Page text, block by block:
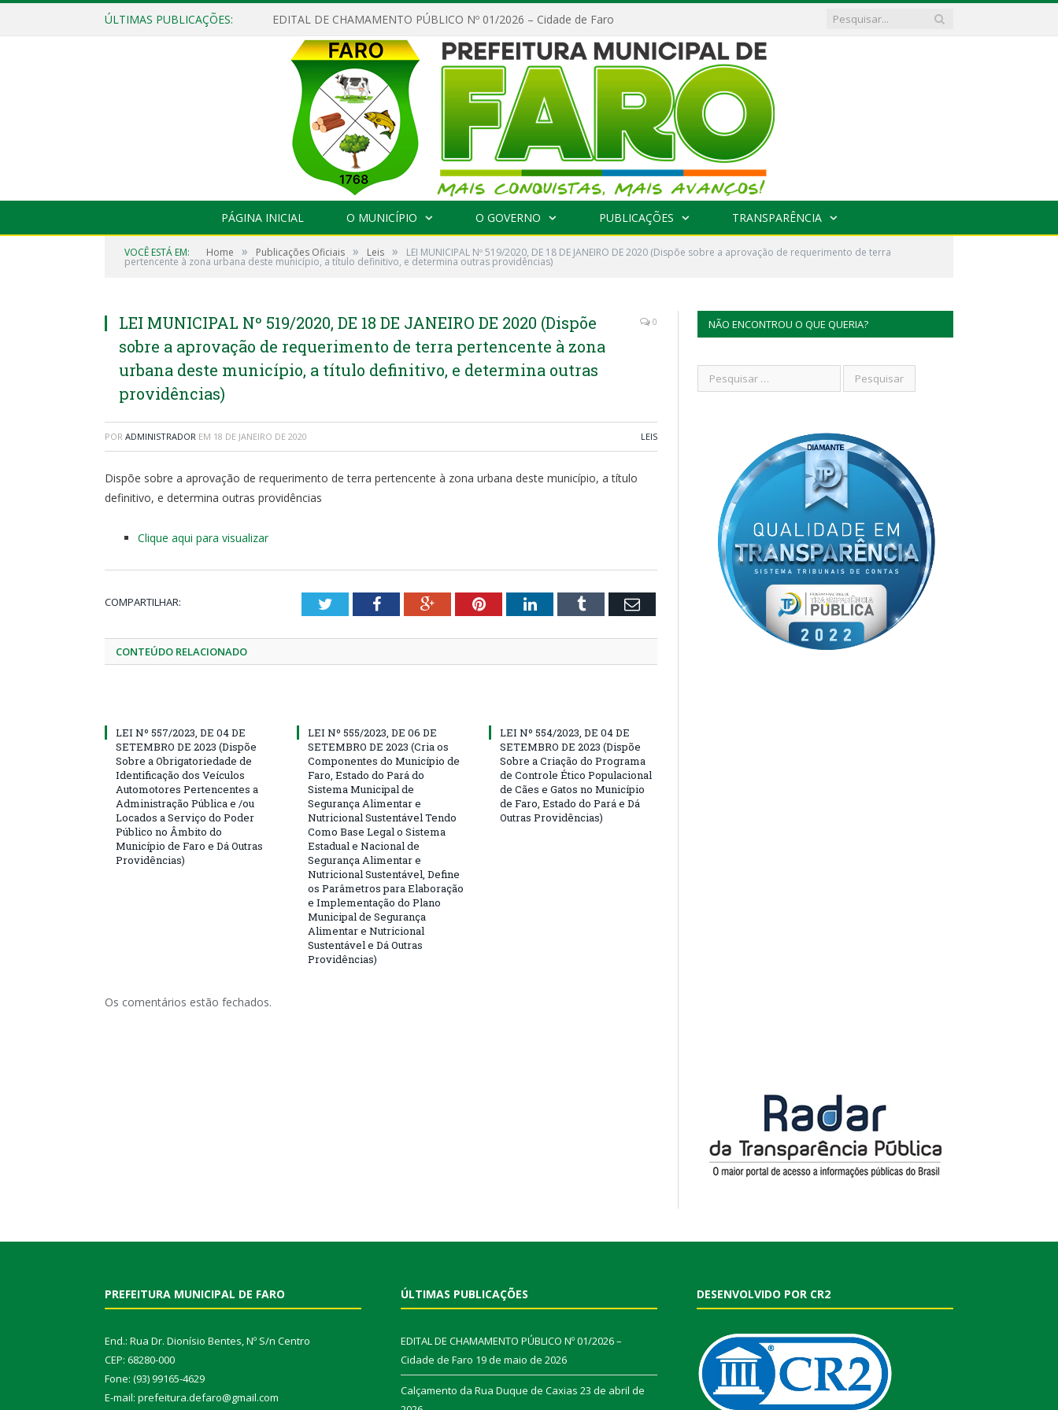
ÚLTIMAS PUBLICAÇÕES: EDITAL DE CHAMAMENTO PÚBLICO Nº 01/2026 – Cidade de Faro
PÁGINA INICIAL O MUNICÍPIO O GOVERNO PUBLICAÇÕES TRANSPARÊNCIA
VOCÊ ESTÁ EM: Home » Publicações Oficiais » Leis » LEI MUNICIPAL Nº 519/2020, DE 18 DE JANEIRO DE 2020 (Dispõe sobre a aprovação de requerimento de terra
pertencente à zona urbana deste município, a título definitivo, e determina outras providências)
LEI MUNICIPAL Nº 519/2020, DE 18 DE JANEIRO DE 2020 (Dispõe
sobre a aprovação de requerimento de terra pertencente à zona
urbana deste município, a título definitivo, e determina outras
providências)
0
POR ADMINISTRADOR EM 18 DE JANEIRO DE 2020 LEIS
Dispõe sobre a aprovação de requerimento de terra pertencente à zona urbana deste município, a título
definitivo, e determina outras providências
Clique aqui para visualizar
COMPARTILHAR: TwitterFacebookGoogle+PinterestLinkedInTumblr Email
CONTEÚDO RELACIONADO
LEI Nº 557/2023, DE 04 DE
SETEMBRO DE 2023 (Dispõe
Sobre a Obrigatoriedade de
Identificação dos Veículos
Automotores Pertencentes a
Administração Pública e /ou
Locados a Serviço do Poder
Público no Âmbito do
Município de Faro e Dá Outras
Providências)
LEI Nº 555/2023, DE 06 DE
SETEMBRO DE 2023 (Cria os
Componentes do Município de
Faro, Estado do Pará do
Sistema Municipal de
Segurança Alimentar e
Nutricional Sustentável Tendo
Como Base Legal o Sistema
Estadual e Nacional de
Segurança Alimentar e
Nutricional Sustentável, Define
os Parâmetros para Elaboração
e Implementação do Plano
Municipal de Segurança
Alimentar e Nutricional
Sustentável e Dá Outras
Providências)
LEI Nº 554/2023, DE 04 DE
SETEMBRO DE 2023 (Dispõe
Sobre a Criação do Programa
de Controle Ético Populacional
de Cães e Gatos no Município
de Faro, Estado do Pará e Dá
Outras Providências)
Os comentários estão fechados.
NÃO ENCONTROU O QUE QUERIA?
PREFEITURA MUNICIPAL DE FARO
End.: Rua Dr. Dionísio Bentes, Nº S/n Centro
CEP: 68280-000
Fone: (93) 99165-4629
E-mail: prefeitura.defaro@gmail.com
ÚLTIMAS PUBLICAÇÕES
EDITAL DE CHAMAMENTO PÚBLICO Nº 01/2026 –
Cidade de Faro 19 de maio de 2026
Calçamento da Rua Duque de Caxias 23 de abril de
DESENVOLVIDO POR CR2